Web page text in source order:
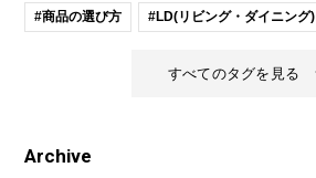
#商品の選び方 #LD(リビング・ダイニング)
すべてのタグを見る
Archive